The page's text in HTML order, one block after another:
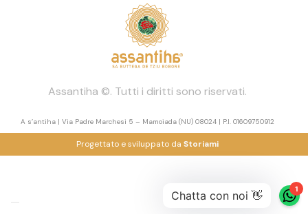
Assantiha ©. Tutti i diritti sono riservati.
A s’antiha | Via Padre Marchesi 5 – Mamoiada (NU) 08024 | P.I. 01609750912
Progettato e sviluppato da Storiami